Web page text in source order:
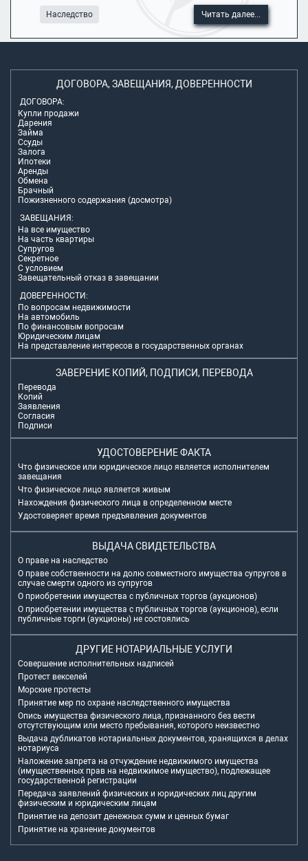
Наследство Читать далее...
ДОГОВОРА, ЗАВЕЩАНИЯ, ДОВЕРЕННОСТИ
ДОГОВОРА:
Купли продажи
Дарения
Займа
Ссуды
Залога
Ипотеки
Аренды
Обмена
Брачный
Пожизненного содержания (досмотра)
ЗАВЕЩАНИЯ:
На все имущество
На часть квартиры
Супругов
Секретное
С условием
Завещательный отказ в завещании
ДОВЕРЕННОСТИ:
По вопросам недвижимости
На автомобиль
По финансовым вопросам
Юридическим лицам
На представление интересов в государственных органах
ЗАВЕРЕНИЕ КОПИЙ, ПОДПИСИ, ПЕРЕВОДА
Перевода
Копий
Заявления
Согласия
Подписи
УДОСТОВЕРЕНИЕ ФАКТА
Что физическое или юридическое лицо является исполнителем
завещания
Что физическое лицо является живым
Нахождения физического лица в определенном месте
Удостоверяет время предъявления документов
ВЫДАЧА СВИДЕТЕЛЬСТВА
О праве на наследство
О праве собственности на долю совместного имущества супругов в
случае смерти одного из супругов
О приобретении имущества с публичных торгов (аукционов)
О приобретении имущества с публичных торгов (аукционов), если
публичные торги (аукционы) не состоялись
ДРУГИЕ НОТАРИАЛЬНЫЕ УСЛУГИ
Совершение исполнительных надписей
Протест векселей
Морские протесты
Принятие мер по охране наследственного имущества
Опись имущества физического лица, признанного без вести
отсутствующим или место пребывания, которого неизвестно
Выдача дубликатов нотариальных документов, хранящихся в делах
нотариуса
Наложение запрета на отчуждение недвижимого имущества
(имущественных прав на недвижимое имущество), подлежащее
государственной регистрации
Передача заявлений физических и юридических лиц другим
физическим и юридическим лицам
Принятие на депозит денежных сумм и ценных бумаг
Принятие на хранение документов